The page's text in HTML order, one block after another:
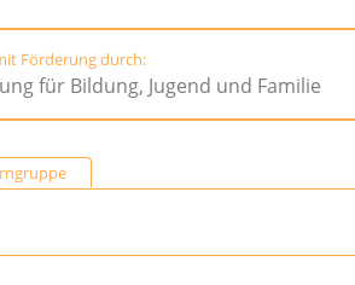
Förderung durch:
für Bildung, Jugend und Familie